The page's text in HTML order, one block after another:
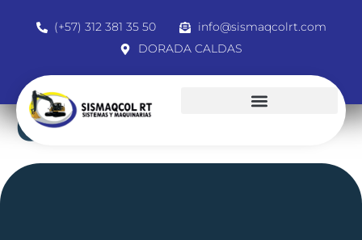
(+57) 312 381 35 50
info@sismaqcolrt.com
DORADA CALDAS
6843566